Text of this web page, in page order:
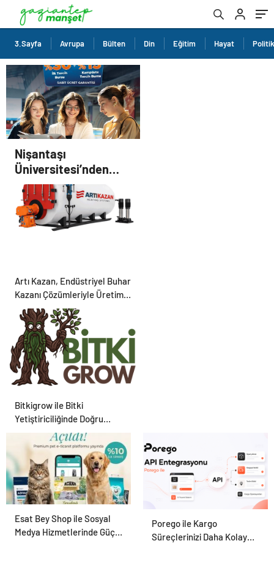
3.Sayfa Avrupa Bülten Din Eğitim Hayat
Nişantaşı
Üniversitesi’nden
2026 YKS Adaylarına
Çifte Güvence: Sabit
Ücret ve Kesintisiz
Burs
Artı Kazan, Endüstriyel Buhar
Kazanı Çözümleriyle Üretim
Tesislerine Verimli Sistemler
Sunuyor
Bitkigrow ile Bitki
Yetiştiriciliğinde Doğru
Ekipman ve Ürün Seçimi
Petmona : Kedi Maması ve
Köpek Maması İle Tüm Evcil
Porego ile Kargo
Süreçlerinizi Daha Kolay
Esat Bey Shop ile Sosyal
Medya Hizmetlerinde Güçlü